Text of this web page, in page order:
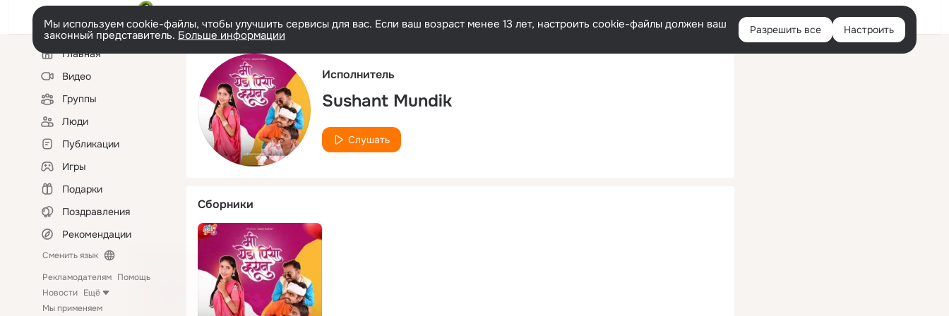
Русский Войти
Мы используем cookie-файлы, чтобы улучшить сервисы для вас. Если ваш возраст менее 13 лет, настроить cookie-файлы должен ваш
законный представитель. Больше информации Разрешить все Настроить
Левая
колонкаГлавная
Видео
Группы
Люди
Публикации
Игры
Подарки
Поздравления
Рекомендации
Сменить язык
Рекламодателям Помощь
Новости Ещё
Мы применяем
Исполнитель
Sushant Mundik
Слушать
Сборники